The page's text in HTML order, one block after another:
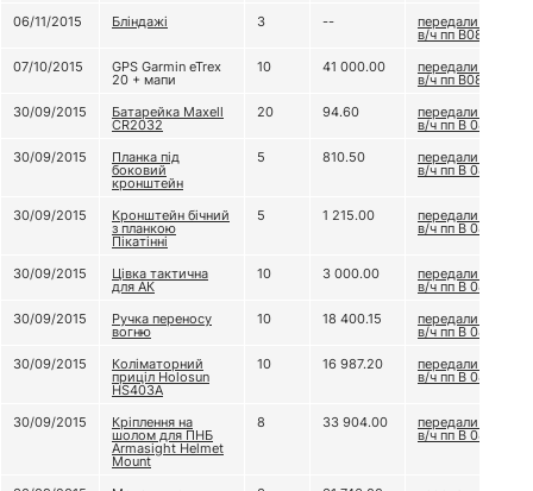
06/11/2015
Бліндажі 3 -- передали до
в/ч пп В0849
07/10/2015
GPS Garmin eTrex
20 + мапи
10 41 000.00 передали до
в/ч пп В0849
30/09/2015
Батарейка Maxell
CR2032
20 94.60 передали до
в/ч пп В 0849
30/09/2015
Планка під
боковий
кронштейн
5 810.50 передали до
в/ч пп В 0849
30/09/2015 Кронштейн бічний
з планкою
Пікатінні
5 1 215.00 передали до
в/ч пп В 0849
30/09/2015 Цівка тактична
для АК
10 3 000.00 передали до
в/ч пп В 0849
30/09/2015
Ручка переносу
вогню
10 18 400.15 передали до
в/ч пп В 0849
30/09/2015
Коліматорний
приціл Holosun
HS403A
10 16 987.20 передали до
в/ч пп В 0849
30/09/2015 Кріплення на
шолом для ПНБ
Armasight Helmet
Mount
8 33 904.00 передали до
в/ч пп В 0849